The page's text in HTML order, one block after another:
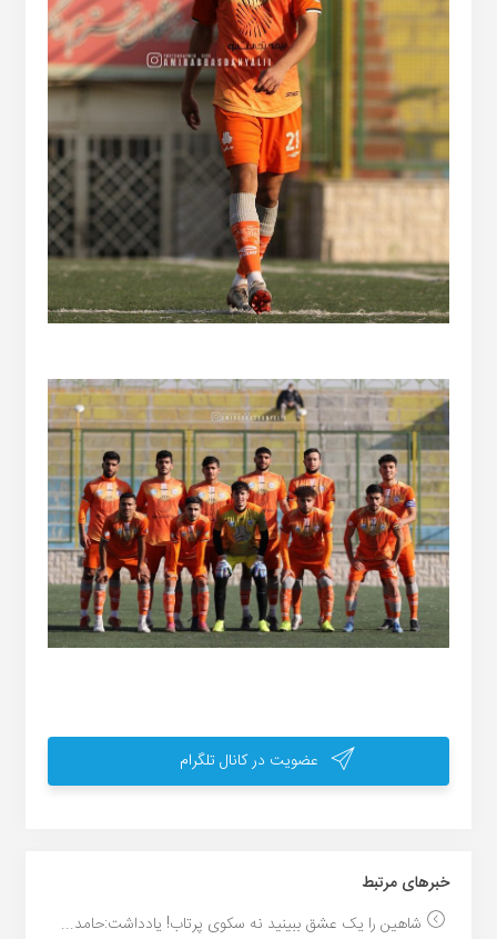
عضویت در کانال تلگرام
خبر‌های مرتبط
شاهین را یک عشق ببینید نه سکوی پرتاب! یادداشت:حامد...